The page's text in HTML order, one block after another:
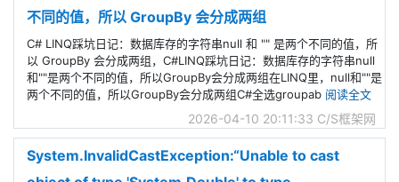
不同的值，所以 GroupBy 会分成两组
C# LINQ踩坑日记：数据库存的字符串null 和 "" 是两个不同的值，所
以 GroupBy 会分成两组，C#LINQ踩坑日记：数据库存的字符串null
和""是两个不同的值，所以GroupBy会分成两组在LINQ里，null和""是
两个不同的值，所以GroupBy会分成两组C#全选groupab 阅读全文
2026-04-10 20:11:33 C/S框架网
System.InvalidCastException:“Unable to cast